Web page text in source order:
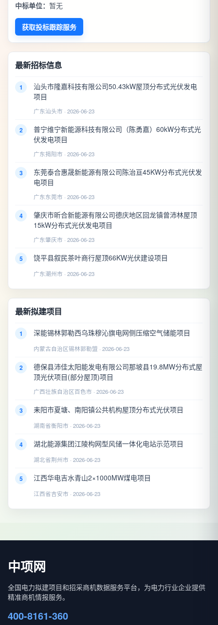
中标单位： 暂无
获取投标跟踪服务
最新招标信息
1
汕头市隆嘉科技有限公司50.43kW屋顶分布式光伏发电
项目
广东汕头市 · 2026-06-23
2
普宁维宁新能源科技有限公司（陈勇嘉）60kW分布式光
伏发电项目
广东揭阳市 · 2026-06-23
3
东莞泰合惠晟新能源有限公司陈治亘45KW分布式光伏发
电项目
广东东莞市 · 2026-06-23
4
肇庆市昕合新能源有限公司德庆地区回龙镇曾沛林屋顶
15kW分布式光伏发电项目
广东肇庆市 · 2026-06-23
5 饶平县叙民茶叶商行屋顶66KW光伏建设项目
广东潮州市 · 2026-06-23
最新拟建项目
1 深能锡林郭勒西乌珠穆沁旗电网侧压缩空气储能项目
内蒙古自治区锡林郭勒盟 · 2026-06-23
2
德保县沛佳太阳能发电有限公司那坡县19.8MW分布式屋
顶光伏项目(部分屋顶)项目
广西壮族自治区百色市 · 2026-06-23
3 耒阳市夏塘、南阳镇公共机构屋顶分布式光伏项目
湖南省衡阳市 · 2026-06-23
4 湖北能源集团江陵构网型风储一体化电站示范项目
湖北省荆州市 · 2026-06-23
5 江西华电吉水青山2×1000MW煤电项目
江西省吉安市 · 2026-06-23
中项网
全国电力拟建项目和招采商机数据服务平台，为电力行业企业提供
精准商机情报服务。
400-8161-360